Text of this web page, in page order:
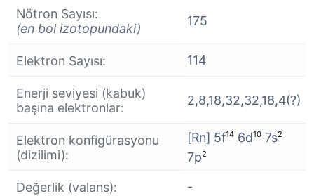
Nötron Sayısı:
(en bol izotopundaki)
175
Elektron Sayısı: 114
Enerji seviyesi (kabuk)
başına elektronlar:
2,8,18,32,32,18,4(?)
Elektron konfigürasyonu
(dizilimi):
[Rn] 5f14 6d10 7s2
7p2
Değerlik (valans): -